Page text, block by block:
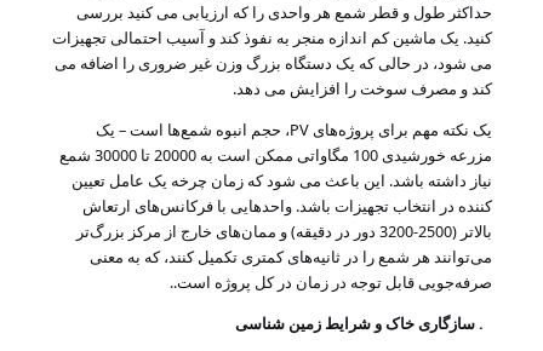
SITEMAP
PRIVACY
POLICY
حداکثر طول و قطر شمع هر واحدی را که ارزیابی می کنید بررسی
کنید. یک ماشین کم اندازه منجر به نفوذ کند و آسیب احتمالی تجهیزات
می شود، در حالی که یک دستگاه بزرگ وزن غیر ضروری را اضافه می
کند و مصرف سوخت را افزایش می دهد.
یک نکته مهم برای پروژه‌های PV، حجم انبوه شمع‌ها است – یک
مزرعه خورشیدی 100 مگاواتی ممکن است به 20000 تا 30000 شمع
نیاز داشته باشد. این باعث می شود که زمان چرخه یک عامل تعیین
کننده در انتخاب تجهیزات باشد. واحدهایی با فرکانس‌های ارتعاش
بالاتر (2500-3200 دور در دقیقه) و ممان‌های خارج از مرکز بزرگ‌تر
می‌توانند هر شمع را در ثانیه‌های کمتری تکمیل کنند، که به معنی
صرفه‌جویی قابل توجه در زمان در کل پروژه است..